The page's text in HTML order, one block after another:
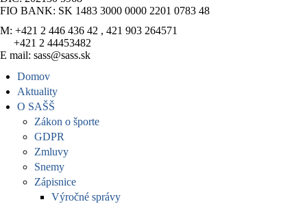
FIO BANK: SK 1483 3000 0000 2201 0783 48
M: +421 2 446 436 42 , 421 903 264571
+421 2 44453482
E mail: sass@sass.sk
Domov
Aktuality
O SAŠŠ
Zákon o športe
GDPR
Zmluvy
Snemy
Zápisnice
Výročné správy